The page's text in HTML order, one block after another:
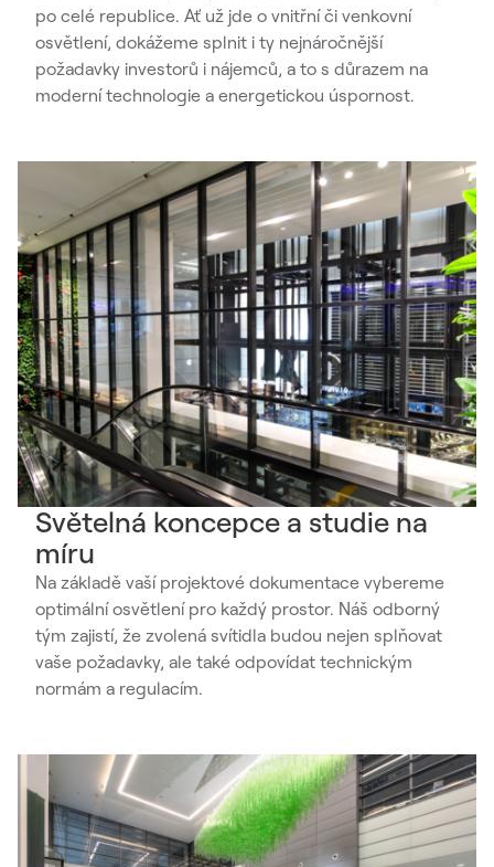
po celé republice. Ať už jde o vnitřní či venkovní
osvětlení, dokážeme splnit i ty nejnáročnější
požadavky investorů i nájemců, a to s důrazem na
moderní technologie a energetickou úspornost.
Světelná koncepce a studie na
míru
Na základě vaší projektové dokumentace vybereme
optimální osvětlení pro každý prostor. Náš odborný
tým zajistí, že zvolená svítidla budou nejen splňovat
vaše požadavky, ale také odpovídat technickým
normám a regulacím.